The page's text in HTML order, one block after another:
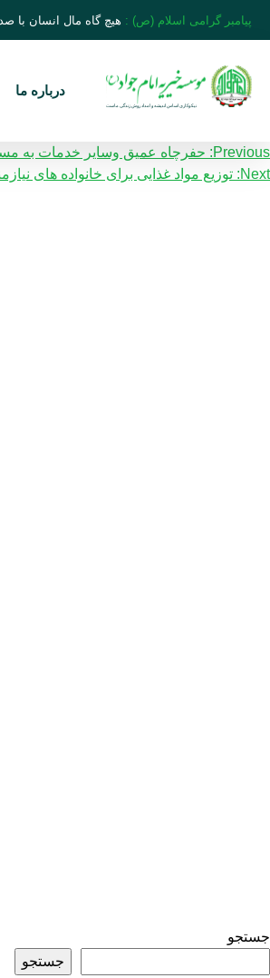
پیامبر گرامی اسلام (ص) : هیچ گاه مال انسان با
درباره ما
پیمایش
Previous:
حفرچاه عمیق وسایر خدمات به
Next: توزیع مواد غذایی برای خانواده های
جستجو
جستجو